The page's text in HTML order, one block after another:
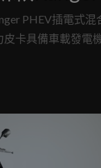
PHEV插電式
卡具備車載發電